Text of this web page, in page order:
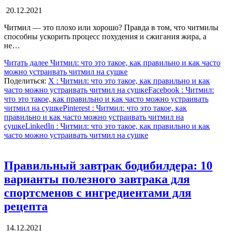
20.12.2021
Читмил — это плохо или хорошо? Правда в том, что читмилы
способны ускорить процесс похудения и сжигания жира, а
не…
Читать далее Читмил: что это такое, как правильно и как часто
можно устраивать читмил на сушке
Поделиться: X : Читмил: что это такое, как правильно и как
часто можно устраивать читмил на сушкеFacebook : Читмил:
что это такое, как правильно и как часто можно устраивать
читмил на сушкеPinterest: Читмил: что это такое, как
правильно и как часто можно устраивать читмил на
сушкеLinkedIn : Читмил: что это такое, как правильно и как
часто можно устраивать читмил на сушке
Правильный завтрак бодибилдера: 10
варианты полезного завтрака для
спортсменов с ингредиентами для
рецепта
14.12.2021